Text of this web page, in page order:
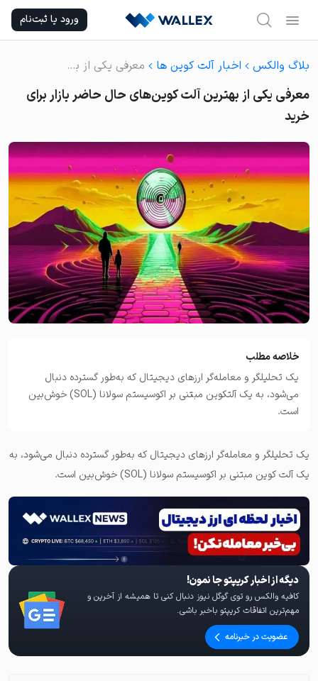
content
ورود یا ثبت‌نام
بلاگ والکس اخبار آلت کوین ها معرفی یکی از بهترین آلت کوین‌های حال حاضر بازار برای خرید
معرفی یکی از بهترین آلت کوین‌های حال حاضر بازار برای
خرید
خلاصه مطلب
یک تحلیلگر و معامله‌گر ارزهای دیجیتال که به‌طور گسترده دنبال
می‌شود، به یک آلتکوین مبتنی بر اکوسیستم سولانا (SOL) خوش‌بین
است.
یک تحلیلگر و معامله‌گر ارزهای دیجیتال که به‌طور گسترده دنبال می‌شود، به
یک آلت کوین مبتنی بر اکوسیستم سولانا (SOL) خوش‌بین است.
دیگه از اخبار کریپتو جا نمون!
کافیه والکس رو توی گوگل نیوز دنبال کنی تا همیشه از آخرین و
مهم‌ترین اتفاقات کریپتو باخبر باشی.
عضویت در خبرنامه